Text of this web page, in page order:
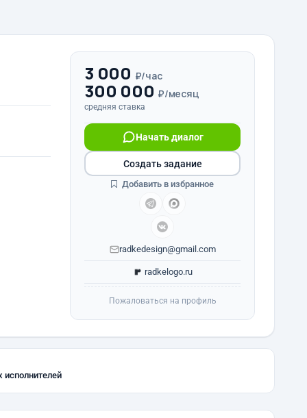
3 000 ₽/час
300 000 ₽/месяц
средняя ставка
Начать диалог
radkedesign@gmail.com
radkelogo.ru
Создать задание
Добавить в избранное
Пожаловаться на профиль